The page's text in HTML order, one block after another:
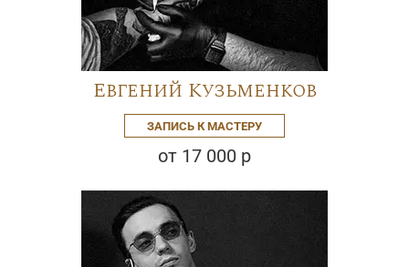
Евгений Кузьменков
ЗАПИСЬ К МАСТЕРУ
от 17 000 р